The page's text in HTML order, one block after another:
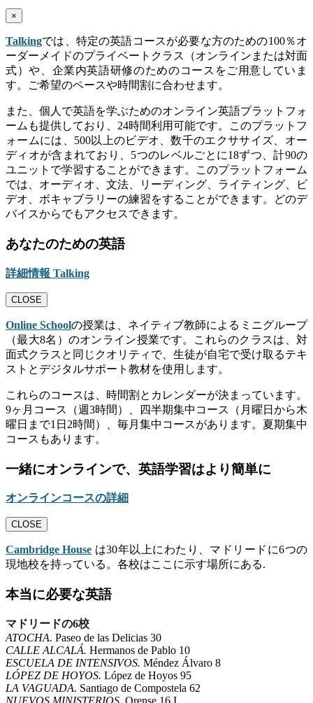
×
Talkingでは、特定の英語コースが必要な方のための100％オ
ーダーメイドのプライベートクラス（オンラインまたは対面
式）や、企業内英語研修のためのコースをご用意していま
す。ご希望のペースや時間割に合わせます。
また、個人で英語を学ぶためのオンライン英語プラットフォ
ームも提供しており、24時間利用可能です。このプラットフ
ォームには、500以上のビデオ、数千のエクササイズ、オー
ディオが含まれており、5つのレベルごとに18ずつ、計90の
ユニットで学習することができます。このプラットフォーム
では、オーディオ、文法、リーディング、ライティング、ビ
デオ、ボキャブラリーの練習をすることができます。どのデ
バイスからでもアクセスできます。
あなたのための英語
詳細情報 Talking
CLOSE
Online Schoolの授業は、ネイティブ教師によるミニグループ
（最大8名）のオンライン授業です。これらのクラスは、対
面式クラスと同じクオリティで、生徒が自宅で受け取るテキ
ストとデジタルサポート教材を使用します。
これらのコースは、時間割とカレンダーが決まっています。
9ヶ月コース（週3時間）、四半期集中コース（月曜日から木
曜日まで1日2時間）、毎月集中コースがあります。夏期集中
コースもあります。
一緒にオンラインで、英語学習はより簡単に
オンラインコースの詳細
CLOSE
Cambridge House は30年以上にわたり、マドリードに6つの
現地校を持っている。各校はここに示す場所にある.
本当に必要な英語
マドリードの6校
ATOCHA. Paseo de las Delicias 30
CALLE ALCALÁ. Hermanos de Pablo 10
ESCUELA DE INTENSIVOS. Méndez Álvaro 8
LÓPEZ DE HOYOS. López de Hoyos 95
LA VAGUADA. Santiago de Compostela 62
NUEVOS MINISTERIOS. Orense 16 I